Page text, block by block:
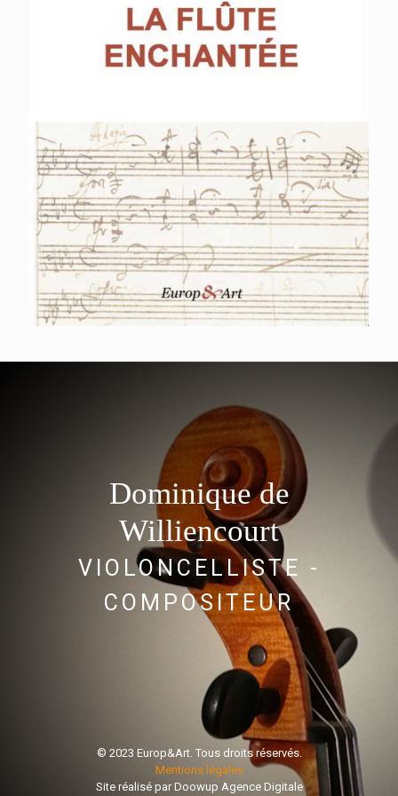
Dominique de
Williencourt
VIOLONCELLISTE -
COMPOSITEUR
© 2023 Europ&Art. Tous droits réservés.
Mentions légales
Site réalisé parDoowup Agence Digitale